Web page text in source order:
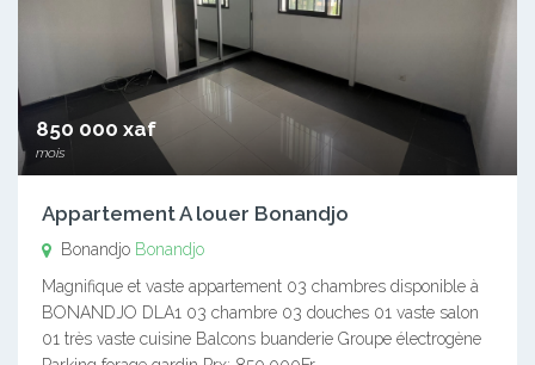
850 000 xaf
mois
Appartement A louer Bonandjo
Bonandjo Bonandjo
Magnifique et vaste appartement 03 chambres disponible à
BONANDJO DLA1 03 chambre 03 douches 01 vaste salon
01 très vaste cuisine Balcons buanderie Groupe électrogène